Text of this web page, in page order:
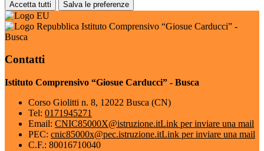
Accetta tutti Salva le preferenze
Istituto Comprensivo “Giosue Carducci” -
Busca
Contatti
Istituto Comprensivo “Giosue Carducci” - Busca
Corso Giolitti n. 8, 12022 Busca (CN)
Tel: 0171945271
Email: CNIC85000X@istruzione.itLink per inviare una mail
PEC: cnic85000x@pec.istruzione.itLink per inviare una mail
C.F.: 80016710040